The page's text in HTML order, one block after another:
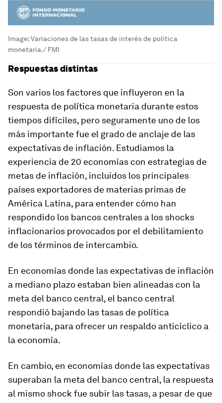
Image:Variaciones de las tasas de interés de política
monetaria./ FMI
Respuestas distintas
Son varios los factores que influyeron en la
respuesta de política monetaria durante estos
tiempos difíciles, pero seguramente uno de los
más importante fue el grado de anclaje de las
expectativas de inflación. Estudiamos la
experiencia de 20 economías con estrategias de
metas de inflación, incluidos los principales
países exportadores de materias primas de
América Latina, para entender cómo han
respondido los bancos centrales a los shocks
inflacionarios provocados por el debilitamiento
de los términos de intercambio.
En economías donde las expectativas de inflación
a mediano plazo estaban bien alineadas con la
meta del banco central, el banco central
respondió bajando las tasas de política
monetaria, para ofrecer un respaldo anticíclico a
la economía.
En cambio, en economías donde las expectativas
superaban la meta del banco central, la respuesta
al mismo shock fue subir las tasas, a pesar de que